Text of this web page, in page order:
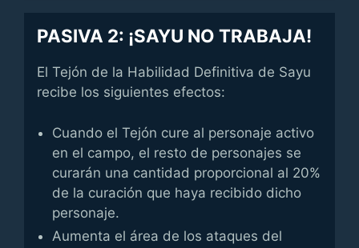
PASIVA 2: ¡SAYU NO TRABAJA!
El Tejón de la Habilidad Definitiva de Sayu
recibe los siguientes efectos:
Cuando el Tejón cure al personaje activo
en el campo, el resto de personajes se
curarán una cantidad proporcional al 20%
de la curación que haya recibido dicho
personaje.
Aumenta el área de los ataques del